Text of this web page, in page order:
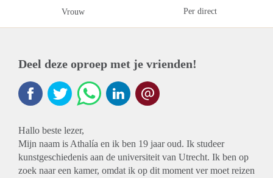
Vrouw Per direct
Deel deze oproep met je vrienden!
Hallo beste lezer,
Mijn naam is Athalía en ik ben 19 jaar oud. Ik studeer
kunstgeschiedenis aan de universiteit van Utrecht. Ik ben op
zoek naar een kamer, omdat ik op dit moment ver moet reizen